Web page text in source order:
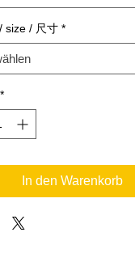
size / 尺寸 *
*
In den Warenkorb